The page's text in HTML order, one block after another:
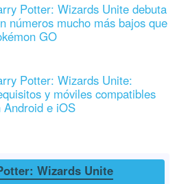
Potter: Wizards Unite debuta
números mucho más bajos que
GO
Potter: Wizards Unite:
y móviles compatibles
Android e iOS
Wizards Unite